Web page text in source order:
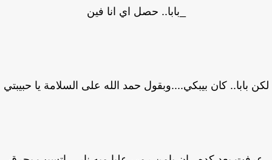
_بابا.. حصل اي انا فين
بابا.. كان بيبكي....وبقول حمد الله على السلامة يا حبيبتي